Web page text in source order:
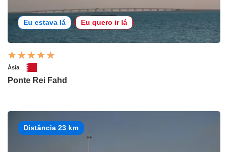
Eu estava lá Eu quero ir lá
Ásia
Ponte Rei Fahd
Distância 23 km